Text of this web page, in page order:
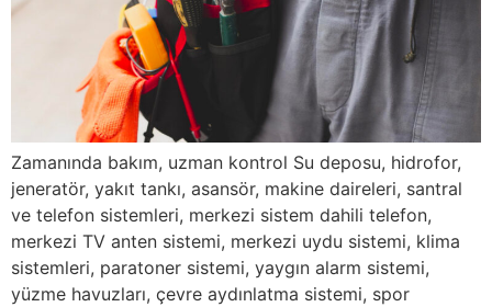
Zamanında bakım, uzman kontrol Su deposu, hidrofor,
jeneratör, yakıt tankı, asansör, makine daireleri, santral
ve telefon sistemleri, merkezi sistem dahili telefon,
merkezi TV anten sistemi, merkezi uydu sistemi, klima
sistemleri, paratoner sistemi, yaygın alarm sistemi,
yüzme havuzları, çevre aydınlatma sistemi, spor